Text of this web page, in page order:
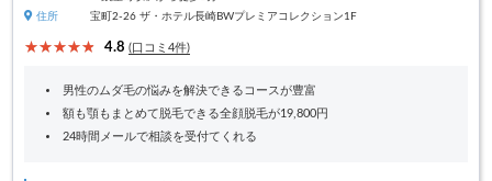
住所
宝町2-26 ザ・ホテル長崎BWプレミアコレクション1F
4.8 (口コミ4件)
男性のムダ毛の悩みを解決できるコースが豊富
額も顎もまとめて脱毛できる全顔脱毛が19,800円
24時間メールで相談を受付てくれる